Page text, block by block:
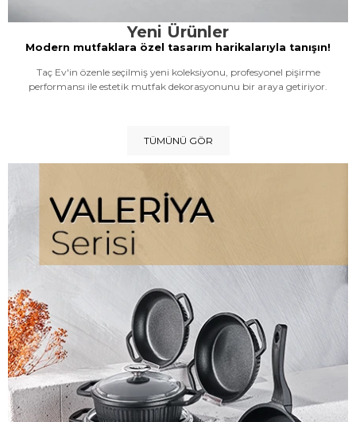
Yeni Ürünler
Modern mutfaklara özel tasarım harikalarıyla tanışın!
Taç Ev'in özenle seçilmiş yeni koleksiyonu, profesyonel pişirme
performansı ile estetik mutfak dekorasyonunu bir araya getiriyor.
TÜMÜNÜ GÖR